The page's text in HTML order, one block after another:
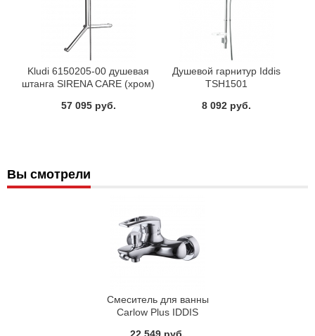
Kludi 6150205-00 душевая
штанга SIRENA CARE (хром)
57 095 руб.
Душевой гарнитур Iddis
TSH1501
8 092 руб.
Вы смотрели
Смеситель для ванны
Carlow Plus IDDIS
22 549 руб.